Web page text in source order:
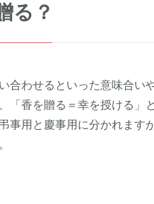
る？
合わせるといった意味合い
「香を贈る＝幸を授ける」
事用と慶事用に分かれます